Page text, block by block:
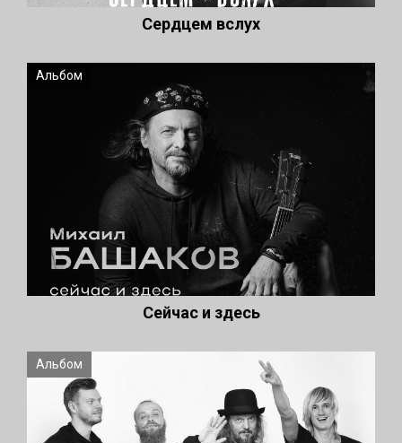
Сердцем вслух
Альбом
Сейчас и здесь
Альбом